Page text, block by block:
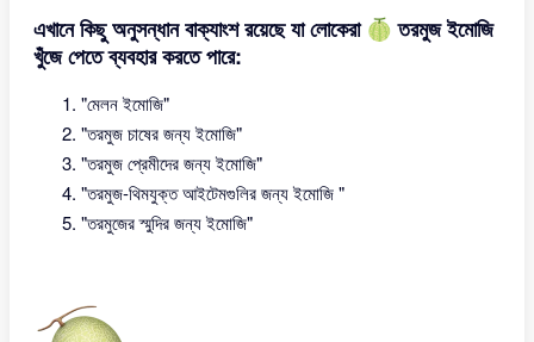
এখানে কিছু অনুসন্ধান বাক্যাংশ রয়েছে যা লোকেরা 🍈 তরমুজ ইমোজি
খুঁজে পেতে ব্যবহার করতে পারে:
"মেলন ইমোজি"
"তরমুজ চাষের জন্য ইমোজি"
"তরমুজ প্রেমীদের জন্য ইমোজি"
"তরমুজ-থিমযুক্ত আইটেমগুলির জন্য ইমোজি "
"তরমুজের স্মুদির জন্য ইমোজি"